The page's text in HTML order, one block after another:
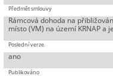
Rámcová dohoda na
místo (VM) na území KRNAP a
ano